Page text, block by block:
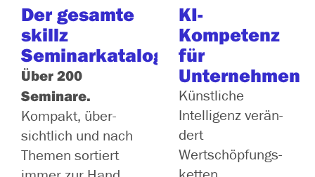
Der gesamte
skillz
Seminarkatalog:
Über 200
Seminare.
Kompakt, über­
sicht­lich und nach
Themen sor­tiert
KI-
Kompetenz
für
Unternehmen
Künstliche
Intelligenz ver­än­
dert
Wertschöpfungs­